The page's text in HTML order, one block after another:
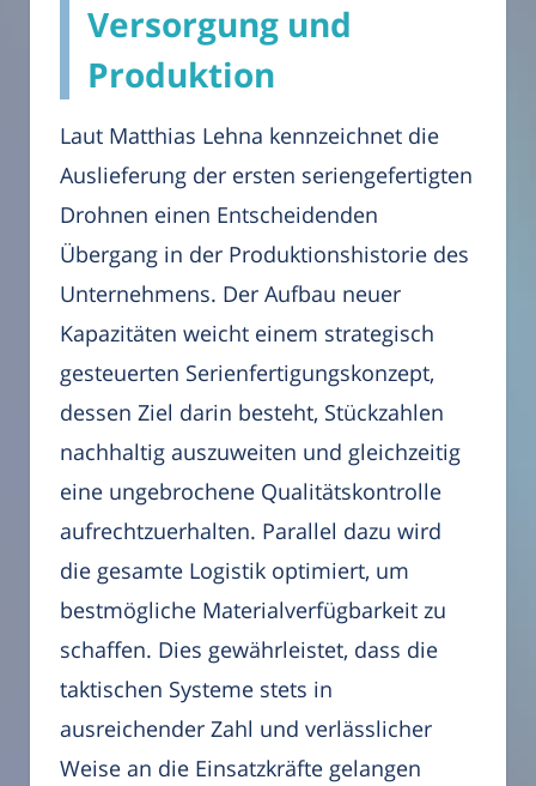
Versorgung und
Produktion
Laut Matthias Lehna kennzeichnet die
Auslieferung der ersten seriengefertigten
Drohnen einen Entscheidenden
Übergang in der Produktionshistorie des
Unternehmens. Der Aufbau neuer
Kapazitäten weicht einem strategisch
gesteuerten Serienfertigungskonzept,
dessen Ziel darin besteht, Stückzahlen
nachhaltig auszuweiten und gleichzeitig
eine ungebrochene Qualitätskontrolle
aufrechtzuerhalten. Parallel dazu wird
die gesamte Logistik optimiert, um
bestmögliche Materialverfügbarkeit zu
schaffen. Dies gewährleistet, dass die
taktischen Systeme stets in
ausreichender Zahl und verlässlicher
Weise an die Einsatzkräfte gelangen